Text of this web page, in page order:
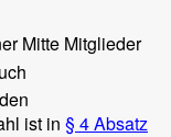
Mitte Mitglieder
ist in § 4 Absatz